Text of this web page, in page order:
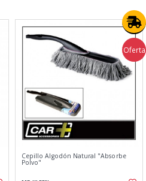
Oferta
Cepillo Algodón Natural "Absorbe
Polvo"